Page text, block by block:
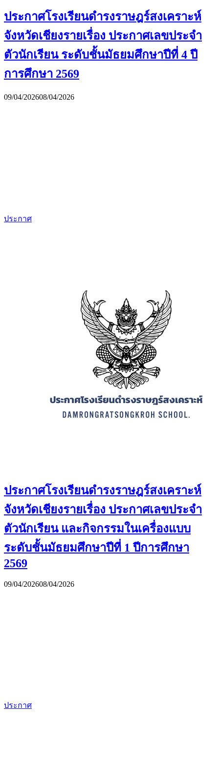
ประกาศโรงเรียนดำรงราษฎร์สงเคราะห์
จังหวัดเชียงรายเรื่อง ประกาศเลขประจำ
ตัวนักเรียน ระดับชั้นมัธยมศึกษาปีที่ 4 ปี
การศึกษา 2569
09/04/202608/04/2026
ประกาศ
ประกาศโรงเรียนดำรงราษฎร์สงเคราะห์
จังหวัดเชียงรายเรื่อง ประกาศเลขประจำ
ตัวนักเรียน และกิจกรรมในเครื่องแบบ
ระดับชั้นมัธยมศึกษาปีที่ 1 ปีการศึกษา
2569
09/04/202608/04/2026
ประกาศ